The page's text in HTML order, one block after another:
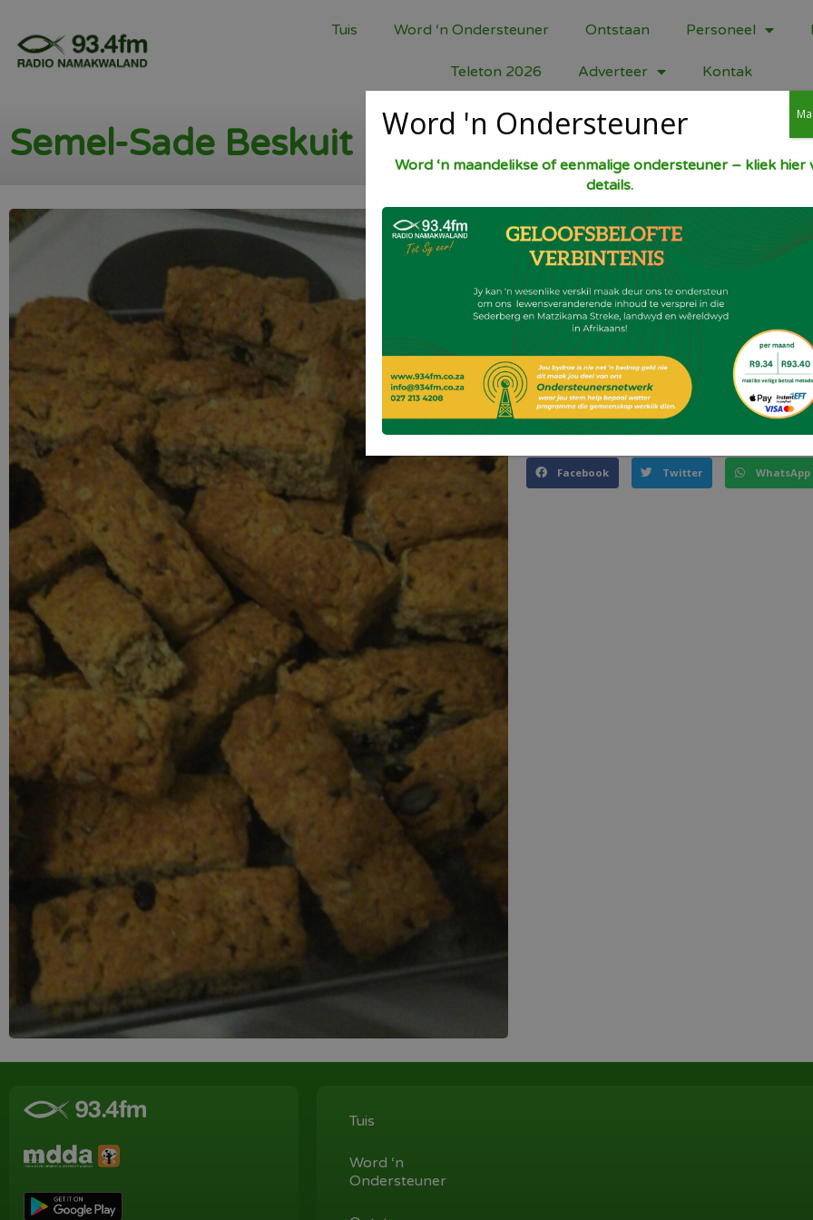
Tuis Word ‘n Ondersteuner Ontstaan Personeel
Teleton 2026 Adverteer Kontak
Semel-Sade Beskuit
Oond 180 gr C. Smelt 400 gr margarine.
bruismeel, 2 t bakpoeier, 1 t sout, 1 k
[oatbran] 1 k hawermout. halwe k elk
sonneblompitte, sesamsaad. halwe k
eiers en klits 2 k karringmelk daarby en
droë bestandele. Roer goed deur en
blokkies met skerp messie en bak vir
100 gr C.
Deel dit!
Facebook Twitter WhatsApp
Tuis
Word ‘n
Ondersteuner
Word 'n Ondersteuner
Word ‘n maandelikse of eenmalige ondersteuner – kliek hier
details.